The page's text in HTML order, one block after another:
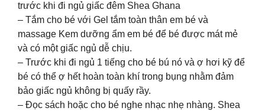
trước khi đi ngủ giấc đêm Shea Ghana
– Tắm cho bé với Gel tắm toàn thân em bé và
massage Kem dưỡng ẩm em bé để bé được mát mẻ
và có một giấc ngủ dễ chịu.
– Trước khi đi ngủ 1 tiếng cho bé bú nó và ợ hơi kỹ để
bé có thể ợ hết hoàn toàn khí trong bụng nhằm đảm
bảo giấc ngủ không bị quấy rầy.
– Đọc sách hoặc cho bé nghe nhạc nhẹ nhàng. Shea